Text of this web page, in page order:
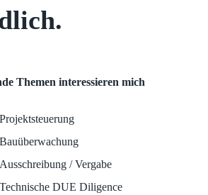
Themen interessieren mich
Projektsteuerung
Bauüberwachung
Ausschreibung / Vergabe
Technische DUE Diligence